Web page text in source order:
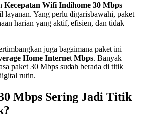
Kecepatan Wifi Indihome 30 Mbps
layanan. Yang perlu digarisbawahi, paket
harian yang aktif, efisien, dan tidak
juga bagaimana paket ini
Home Internet Mbps. Banyak
paket 30 Mbps sudah berada di titik
rutin.
Mbps Sering Jadi Titik